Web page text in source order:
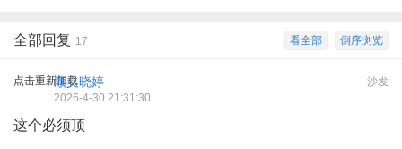
倒序浏览
看全部
全部回复 17
点击重新加载 沙发
顺义晓婷
2026-4-30 21:31:30
这个必须顶